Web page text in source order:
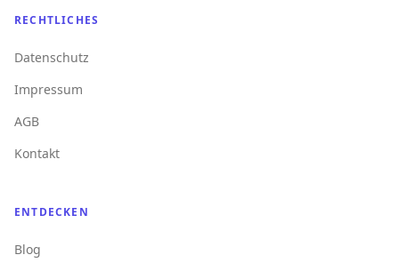
RECHTLICHES
Datenschutz
Impressum
AGB
Kontakt
ENTDECKEN
Blog